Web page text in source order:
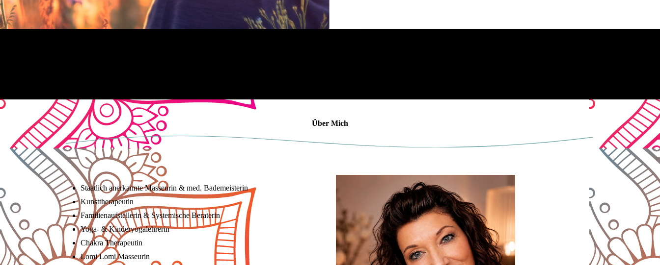
Über Mich
Staatlich an­er­kann­te Mas­seu­rin & med. Ba­de­meis­te­rin
Kunst­the­ra­peu­tin
Fa­mi­lien­auf­stel­le­rin & Sys­te­mi­sche Beraterin
Yoga- & Kin­der­yo­ga­leh­re­rin
Chakra Therapeutin
Lomi Lomi Masseurin